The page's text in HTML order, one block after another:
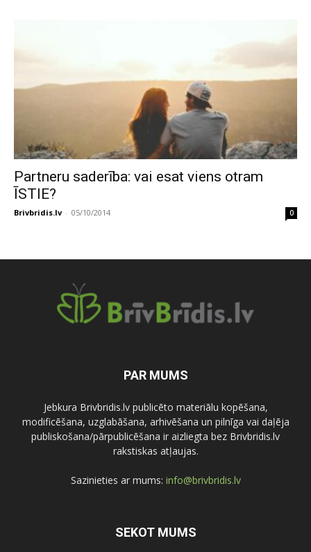
Partneru saderība: vai esat viens otram
ĪSTIE?
Brivbridis.lv - 05/10/2014 0
PAR MUMS
Jebkura Brivbridis.lv publicēto materiālu kopēšana,
modificēšana, uzglabāšana, arhivēšana un pilnīga vai daļēja
publiskošana/pārpublicēšana ir aizliegta bez Brivbridis.lv
rakstiskas atļaujas.
Sazinieties ar mums: info@brivbridis.lv
SEKOT MUMS